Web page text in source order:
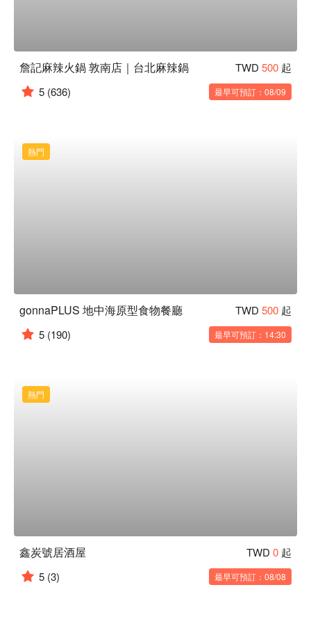
詹記麻辣火鍋 敦南店｜台北麻辣鍋 TWD 500 起
5 (636) 最早可預訂：08/09
熱門
gonnaPLUS 地中海原型食物餐廳 TWD 500 起
5 (190) 最早可預訂：14:30
熱門
鑫炭號居酒屋 TWD 0 起
5 (3) 最早可預訂：08/08